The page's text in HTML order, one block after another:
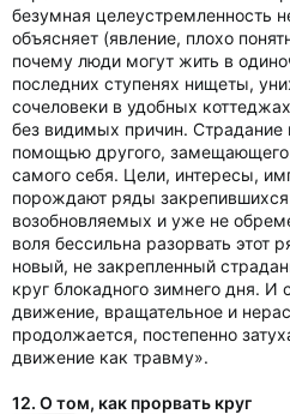
безумная целеустремленность
объясняет (явление, плохо
почему люди могут жить в
последних ступенях нищеты,
сочеловеки в удобных
без видимых причин. Страдание
помощью другого, замещающего
самого себя. Цели, интересы,
порождают ряды закрепившихся
возобновляемых и уже не
воля бессильна разорвать этот
новый, не закрепленный
круг блокадного зимнего дня.
движение, вращательное и
продолжается, постепенно
движение как травму».
12. О том, как прорвать круг